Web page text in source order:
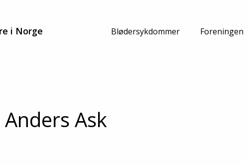
i Norge Blødersykdommer Foreningen
Finner du ikke det du leter etter, ta kontakt
Ask